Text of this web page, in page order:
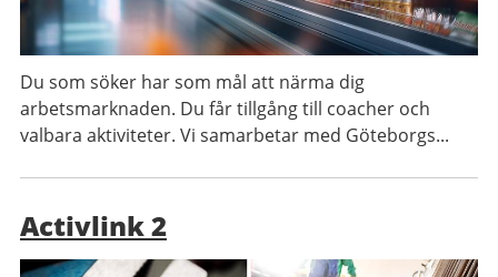
Du som söker har som mål att närma dig
arbetsmarknaden. Du får tillgång till coacher och
valbara aktiviteter. Vi samarbetar med Göteborgs...
Activlink 2